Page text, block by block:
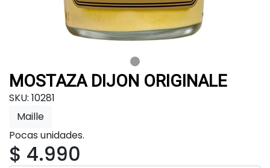
MOSTAZA DIJON ORIGINALE
SKU: 10281
Maille
Pocas unidades.
$ 4.990